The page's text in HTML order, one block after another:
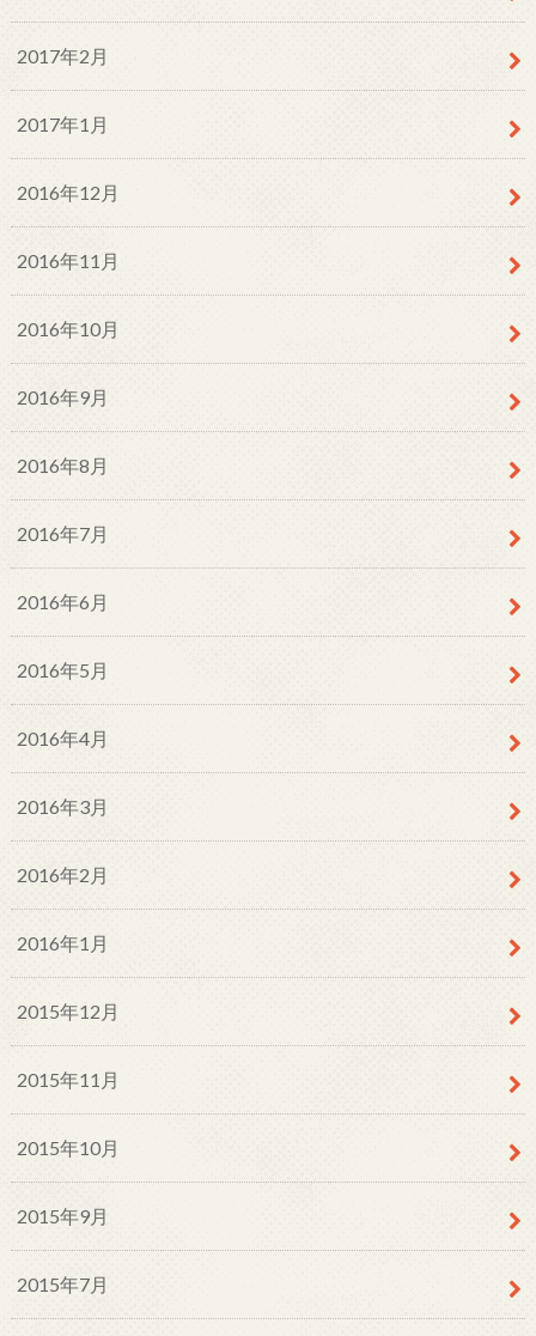
2017年2月
2017年1月
2016年12月
2016年11月
2016年10月
2016年9月
2016年8月
2016年7月
2016年6月
2016年5月
2016年4月
2016年3月
2016年2月
2016年1月
2015年12月
2015年11月
2015年10月
2015年9月
2015年7月